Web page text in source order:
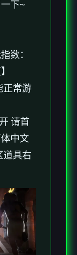
下~
数：
正常游
请首
中文
道具右